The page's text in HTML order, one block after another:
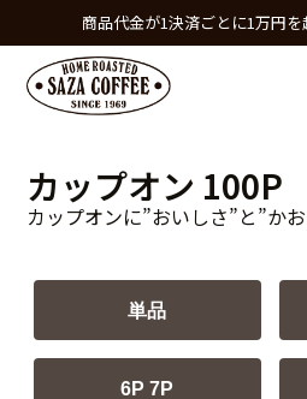
商品代金が1決済ごとに1万円
カップオン 100P
カップオンに”おいしさ”と”か
単品
6P 7P